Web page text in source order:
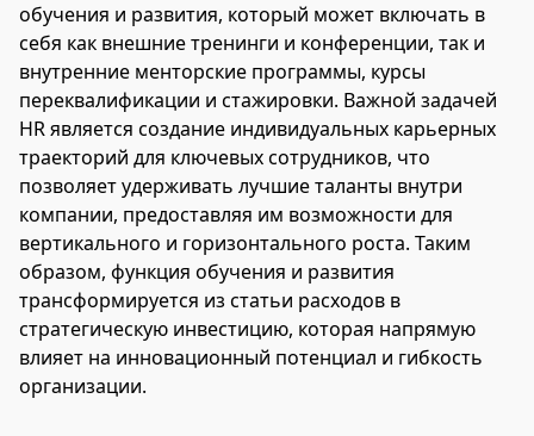
обучения и развития, который может включать в
себя как внешние тренинги и конференции, так и
внутренние менторские программы, курсы
переквалификации и стажировки. Важной задачей
HR является создание индивидуальных карьерных
траекторий для ключевых сотрудников, что
позволяет удерживать лучшие таланты внутри
компании, предоставляя им возможности для
вертикального и горизонтального роста. Таким
образом, функция обучения и развития
трансформируется из статьи расходов в
стратегическую инвестицию, которая напрямую
влияет на инновационный потенциал и гибкость
организации.